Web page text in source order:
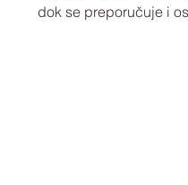
dok se preporučuje i